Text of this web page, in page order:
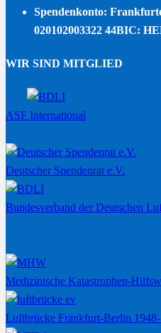
Spendenkonto:
020102003322 44BIC:
WIR SIND MITGLIED
ASF International
Deutscher Spendenrat e.V.
Bundesverband der Deutschen
Medizinische Katastrophen-
Luftbrücke Frankfurt-Berlin